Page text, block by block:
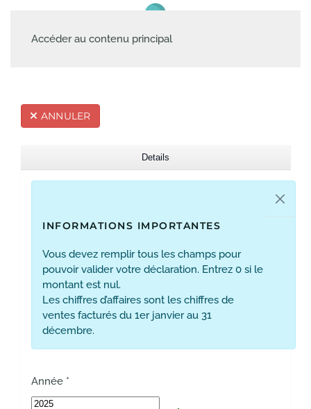
Accéder au contenu principal
ANNULER
Details
INFORMATIONS IMPORTANTES
Vous devez remplir tous les champs pour
pouvoir valider votre déclaration. Entrez 0 si le
montant est nul.
Les chiffres d’affaires sont les chiffres de
ventes facturés du 1er janvier au 31
décembre.
Année *